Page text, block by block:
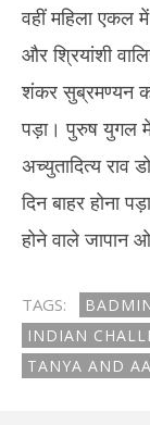
वहीं महिला एकल
और श्रियांशी
शंकर सुब्रमण्यन
पड़ा। पुरुष युगल में
अच्युतादित्य राव
दिन बाहर होना
होने वाले
TAGS:
INDIAN
TANYA AND